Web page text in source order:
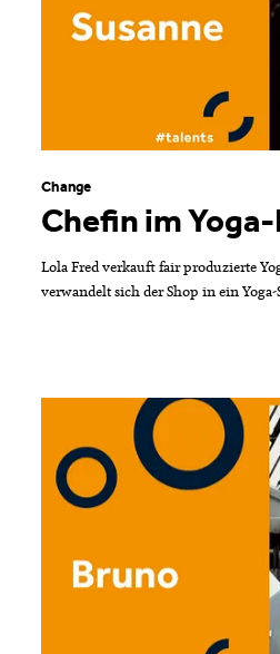
Chefin im
Change
Lola Fred verkauft fair produzierte
verwandelt sich der Shop in ein